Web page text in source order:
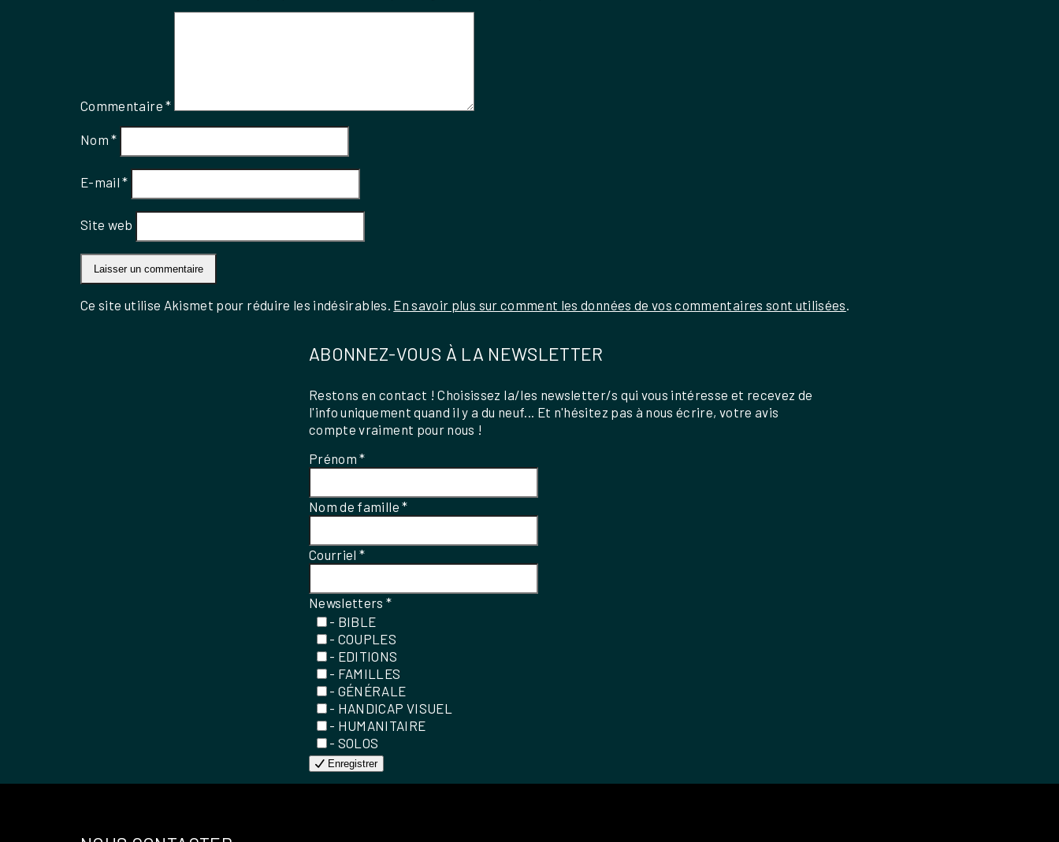
Commentaire*
Nom*
E-mail*
Site web
Ce site utilise Akismet pour réduire les indésirables. En savoir plus sur comment les données de vos commentaires sont utilisées
ABONNEZ-VOUS À LA NEWSLETTER
Restons en contact ! Choisissez la/les newsletter/s qui vous intéresse et recevez de
l'info uniquement quand il y a du neuf... Et n'hésitez pas à nous écrire, votre avis
compte vraiment pour nous !
Prénom*
Nom de famille*
Courriel*
Newsletters*
- BIBLE
- COUPLES
- EDITIONS
- FAMILLES
- GÉNÉRALE
- HANDICAP VISUEL
- HUMANITAIRE
- SOLOS
Enregistrer